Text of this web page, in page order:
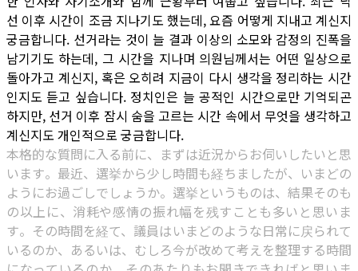
선 이후 시간이 조금 지나기도 했는데, 요즘 어떻게 지내고 계신지
궁금합니다. 선거라는 것이 늘 결과 이상의 소모와 감정의 진폭을
남기기도 하는데, 그 시간을 지나며 의원님께서는 어떤 일상으로
돌아가고 계신지, 혹은 오히려 지금이 다시 생각을 정리하는 시간
인지도 듣고 싶습니다. 정치인은 늘 공적인 시간으로만 기억되곤
하지만, 선거 이후 잠시 숨을 고르는 시간 속에서 무엇을 생각하고
계신지도 개인적으로 궁금합니다.
本格的な質問に入る前に、まずは近況からお伺いしたいと思
います。最近、選挙から少し時間も経ちましたが、いまどの
ようにお過ごしでしょうか。選挙というものは、結果そのも
の以上に、消耗や感情の振れ幅を残すことも多いと思いま
す。その時間を経て、議員はいまどのような日常に戻られて
いるのか、あるいは、むしろ今が改めて考えを整理する時間